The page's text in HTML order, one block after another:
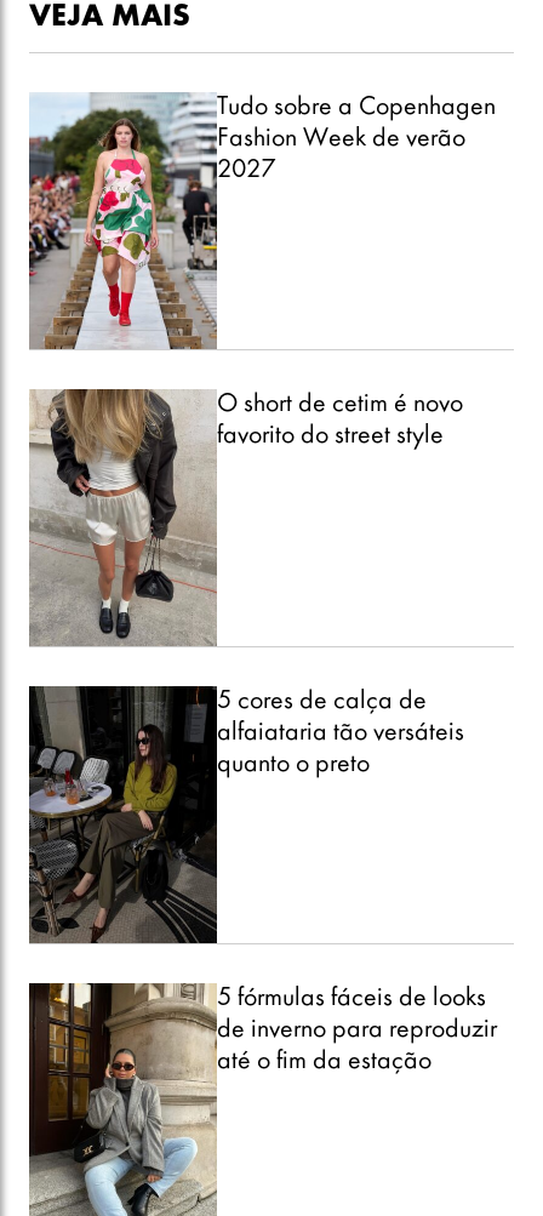
VEJA MAIS
Tudo sobre a Copenhagen
Fashion Week de verão
2027
O short de cetim é novo
favorito do street style
5 cores de calça de
alfaiataria tão versáteis
quanto o preto
5 fórmulas fáceis de looks
de inverno para reproduzir
até o fim da estação